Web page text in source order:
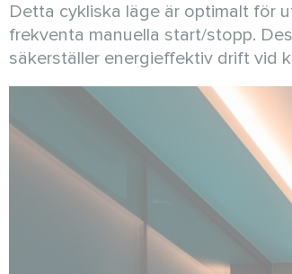
Detta cykliska läge är optimalt för
frekventa manuella start/stopp.
säkerställer energieffektiv drift vid